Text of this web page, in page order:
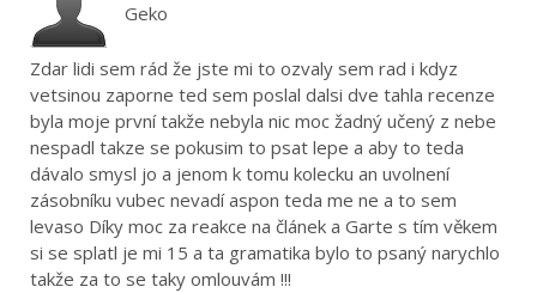
Geko
Zdar lidi sem rád že jste mi to ozvaly sem rad i kdyz
vetsinou zaporne ted sem poslal dalsi dve tahla recenze
byla moje první takže nebyla nic moc žadný učený z nebe
nespadl takze se pokusim to psat lepe a aby to teda
dávalo smysl jo a jenom k tomu kolecku an uvolnení
zásobníku vubec nevadí aspon teda me ne a to sem
levaso Díky moc za reakce na článek a Garte s tím věkem
si se splatl je mi 15 a ta gramatika bylo to psaný narychlo
takže za to se taky omlouvám !!!